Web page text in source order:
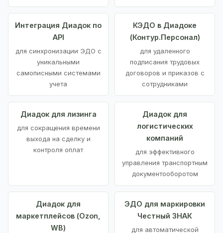
Интеграция Диадок по
API
для синхронизации ЭДО с
уникальными
самописными системами
учета
КЭДО в Диадоке
(Контур.Персонал)
для удаленного
подписания трудовых
договоров и приказов с
сотрудниками
Диадок для лизинга
для сокращения времени
выхода на сделку и
контроля оплат
Диадок для
логистических
компаний
для эффективного
управления транспортным
документооборотом
Диадок для
маркетплейсов (Ozon,
WB)
ЭДО для маркировки
Честный ЗНАК
для автоматической